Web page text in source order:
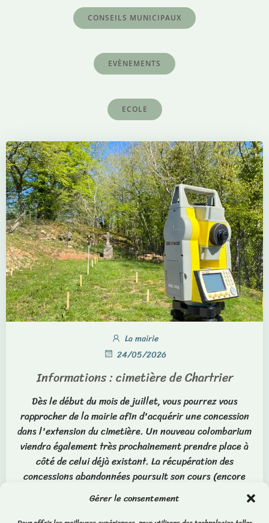
Gérer le consentement
CONSEILS MUNICIPAUX
EVÈNEMENTS
ECOLE
La mairie
24/05/2026
Informations : cimetière de Chartrier
Dès le début du mois de juillet, vous pourrez vous
rapprocher de la mairie afin d'acquérir une concession
dans l'extension du cimetière. Un nouveau colombarium
viendra également très prochainement prendre place à
côté de celui déjà existant. La récupération des
concessions abandonnées poursuit son cours (encore
environ un an avant que cette procédure soit terminée et
que les concessions du cimetière actuel puissent être